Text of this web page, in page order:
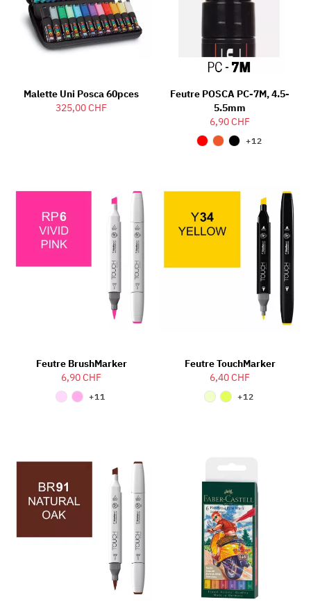
Malette Uni Posca 60pces
325,00 CHF
Feutre POSCA PC-7M, 4.5-
5.5mm
6,90 CHF
+12
Feutre BrushMarker
6,90 CHF
+11
Feutre TouchMarker
6,40 CHF
+12